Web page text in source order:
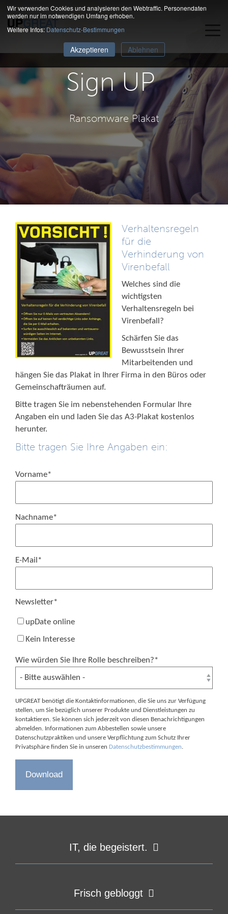
Wir verwenden Cookies und analysieren den Webtraffic. Personendaten
werden nur im notwendigen Umfang erhoben.
Weitere Infos: Datenschutz-Bestimmungen
Akzeptieren Ablehnen
Sign UP
Ransomware Plakat
Verhaltensregeln
für die
Verhinderung von
Virenbefall
Welches sind die
wichtigsten
Verhaltensregeln bei
Virenbefall?
Schärfen Sie das
Bewusstsein Ihrer
Mitarbeitenden und
hängen Sie das Plakat in Ihrer Firma in den Büros oder
Gemeinschafträumen auf.
Bitte tragen Sie im nebenstehenden Formular Ihre
Angaben ein und laden Sie das A3-Plakat kostenlos
herunter.
Bitte tragen Sie Ihre Angaben ein:
Vorname*
Nachname*
E-Mail *
Newsletter*
upDate online
Kein Interesse
Wie würden Sie Ihre Rolle beschreiben?*
UPGREAT benötigt die Kontaktinformationen, die Sie uns zur Verfügung
stellen, um Sie bezüglich unserer Produkte und Dienstleistungen zu
kontaktieren. Sie können sich jederzeit von diesen Benachrichtigungen
abmelden. Informationen zum Abbestellen sowie unsere
Datenschutzpraktiken und unsere Verpflichtung zum Schutz Ihrer
Privatsphäre finden Sie in unseren Datenschutzbestimmungen.
IT, die begeistert.
Frisch gebloggt